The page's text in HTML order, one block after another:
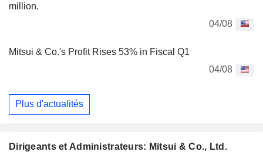
million.
04/08
Mitsui & Co.'s Profit Rises 53% in Fiscal Q1
04/08
Plus d'actualités
Dirigeants et Administrateurs: Mitsui & Co., Ltd.